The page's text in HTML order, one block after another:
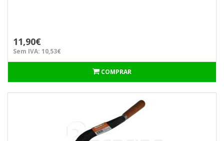
11,90€
Sem IVA: 10,53€
COMPRAR